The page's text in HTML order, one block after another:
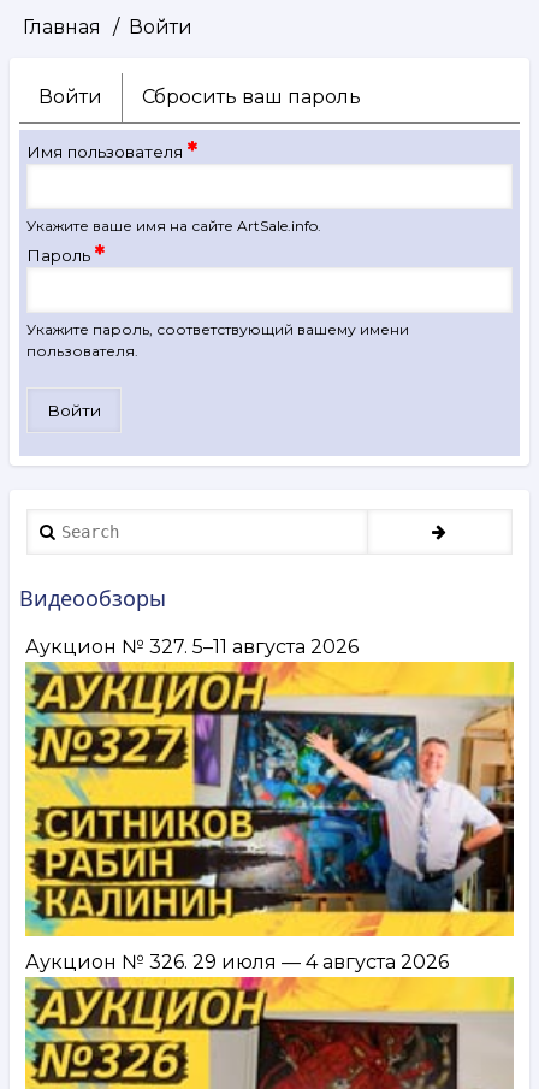
Строка
Главная Войти
Главные
вкладки
Войти
(активная
вкладка)
Сбросить ваш пароль
Имя пользователя
Укажите ваше имя на сайте ArtSale.info.
Пароль
Укажите пароль, соответствующий вашему имени
пользователя.
Search
Видеообзоры
Аукцион № 327. 5–11 августа 2026
Аукцион № 326. 29 июля — 4 августа 2026